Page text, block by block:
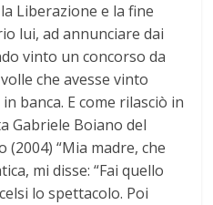
Liberazione e la fine
lui, ad annunciare dai
vinto un concorso da
che avesse vinto
banca. E come rilasciò in
Gabriele Boiano del
“Mia madre, che
mi disse: “Fai quello
lo spettacolo. Poi